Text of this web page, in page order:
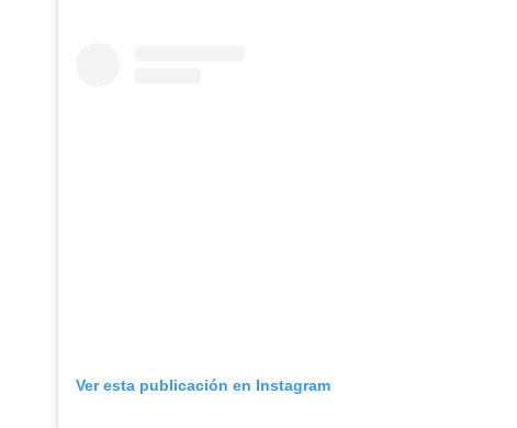
Ver esta publicación en Instagram